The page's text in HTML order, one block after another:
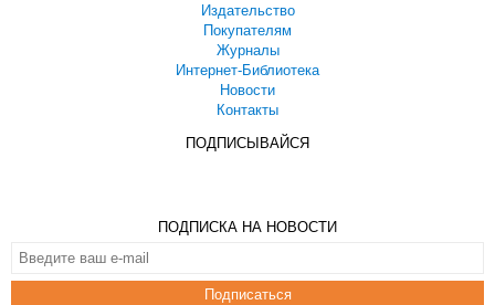
Издательство
Покупателям
Журналы
Интернет-Библиотека
Новости
Контакты
ПОДПИСЫВАЙСЯ
ПОДПИСКА НА НОВОСТИ
Подписаться